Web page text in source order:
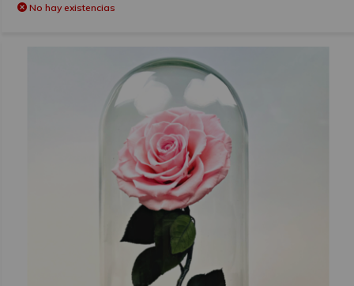
No hay existencias